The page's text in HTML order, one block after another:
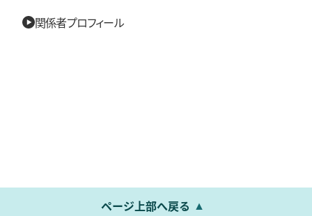
関係者プロフィール
ページ上部へ戻る